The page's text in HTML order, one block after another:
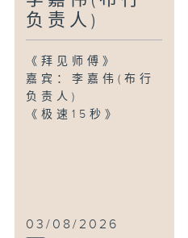
负责人)
《拜见师傅》
嘉宾：李嘉伟(布行
负责人)
《极速15秒》
03/08/2026